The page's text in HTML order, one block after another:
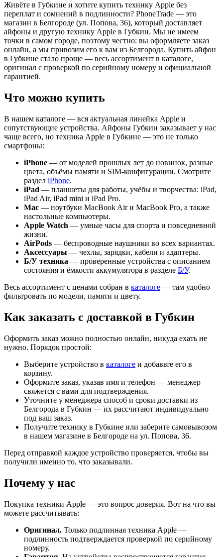
Живёте в Губкине и хотите купить технику Apple без
переплат и сомнений в подлинности? PhoneTrade — это
магазин в Белгороде (ул. Попова, 36), который доставляет
айфоны и другую технику Apple в Губкин. Мы не имеем
точки в самом городе, поэтому честно: вы оформляете заказ
онлайн, а мы привозим его к вам из Белгорода. Купить айфон
в Губкине стало проще — весь ассортимент в каталоге,
оригинал с проверкой по серийному номеру и официальной
гарантией.
Что можно купить
В нашем каталоге — вся актуальная линейка Apple и
сопутствующие устройства. Айфоны Губкин заказывает у нас
чаще всего, но техника Apple в Губкине — это не только
смартфоны:
iPhone — от моделей прошлых лет до новинок, разные
цвета, объёмы памяти и SIM-конфигурации. Смотрите
раздел iPhone.
iPad — планшеты для работы, учёбы и творчества: iPad,
iPad Air, iPad mini и iPad Pro.
Mac — ноутбуки MacBook Air и MacBook Pro, а также
настольные компьютеры.
Apple Watch — умные часы для спорта и повседневной
жизни.
AirPods — беспроводные наушники во всех вариантах.
Аксессуары — чехлы, зарядки, кабели и адаптеры.
Б/У техника — проверенные устройства с описанием
состояния и ёмкости аккумулятора в разделе Б/У.
Весь ассортимент с ценами собран в каталоге — там удобно
фильтровать по модели, памяти и цвету.
Как заказать с доставкой в Губкин
Оформить заказ можно полностью онлайн, никуда ехать не
нужно. Порядок простой:
Выберите устройство в каталоге и добавьте его в
корзину.
Оформите заказ, указав имя и телефон — менеджер
свяжется с вами для подтверждения.
Уточните у менеджера способ и сроки доставки из
Белгорода в Губкин — их рассчитают индивидуально
под ваш заказ.
Получите технику в Губкине или заберите самовывозом
в нашем магазине в Белгороде на ул. Попова, 36.
Перед отправкой каждое устройство проверяется, чтобы вы
получили именно то, что заказывали.
Почему у нас
Покупка техники Apple — это вопрос доверия. Вот на что вы
можете рассчитывать:
Оригинал. Только подлинная техника Apple —
подлинность подтверждается проверкой по серийному
номеру.